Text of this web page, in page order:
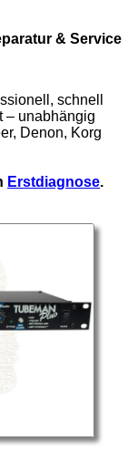
& Service
schnell
– unabhängig
Denon, Korg
Erstdiagnose.